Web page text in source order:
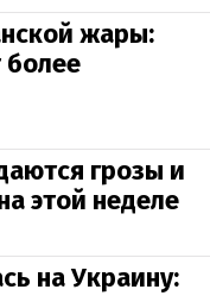
жары:
более
грозы и
этой неделе
на Украину: